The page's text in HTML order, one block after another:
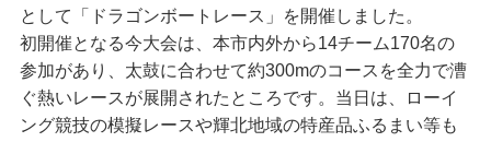
として「ドラゴンボートレース」を開催しました。
初開催となる今大会は、本市内外から14チーム170名の
参加があり、太鼓に合わせて約300mのコースを全力で漕
ぐ熱いレースが展開されたところです。当日は、ローイ
ング競技の模擬レースや輝北地域の特産品ふるまい等も